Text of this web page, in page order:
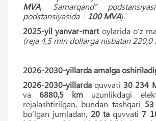
MVA, Samarqand”
podstansiyasida –100 MVA).
2025-yil yanvar-mart oylarida o‘z
(reja 4,5 mln dollarga nisbatan 220,0
2026-2030-yillarda amalga
2026-2030-yillarda quvvati 30 234
va 6880,5 km uzunlikdagi
rejalashtirilgan, bundan tashqari 53
bo‘lgan jumladan, 20 taquvvati7